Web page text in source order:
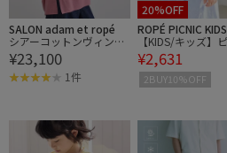
SALON adam et ropé
シアーコットンヴィンテ
ージブラウス
¥23,100
1件
20%OFF
ROPÉ PICNIC KIDS
【KIDS/キッズ】
ックギャザーブラ
¥2,631
2BUY10%OFF